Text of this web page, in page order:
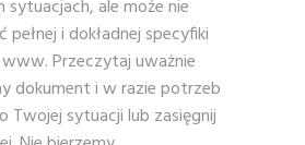
ale może nie
i dokładnej specyfiki
Przeczytaj uważnie
dokument i w razie potrzeb
Twojej sytuacji lub zasięgnij